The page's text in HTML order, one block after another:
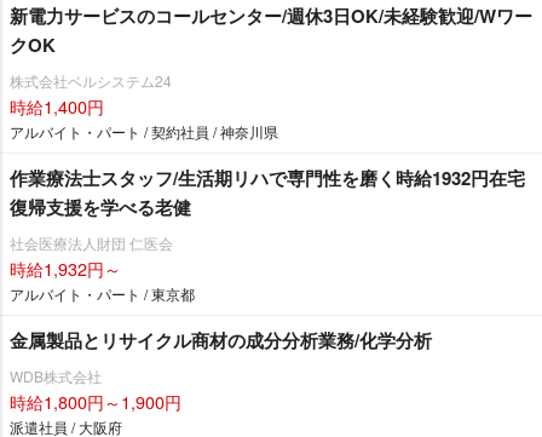
新電力サービスのコールセンター/週休3日OK/未経験歓迎/Wワー
クOK
株式会社ベルシステム24
時給1,400円
アルバイト・パート / 契約社員 / 神奈川県
作業療法士スタッフ/生活期リハで専門性を磨く時給1932円在宅
復帰支援を学べる老健
社会医療法人財団 仁医会
時給1,932円～
アルバイト・パート / 東京都
金属製品とリサイクル商材の成分分析業務/化学分析
WDB株式会社
時給1,800円～1,900円
派遣社員 / 大阪府